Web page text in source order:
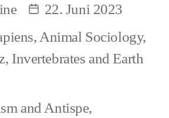
Animal
Rights
Beitragsdatum
22. Juni 2023
, Animal Sociology,
, Invertebrates and Earth
and Antispe,